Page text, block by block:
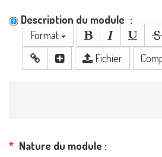
Description du module
Format
Fichier
Nature du module